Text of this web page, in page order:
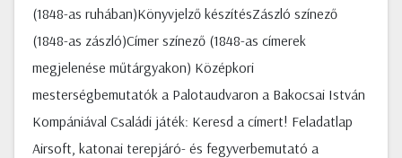
(1848-as ruhában)Könyvjelző készítésZászló színező
(1848-as zászló)Címer színező (1848-as címerek
megjelenése műtárgyakon) Középkori
mesterségbemutatók a Palotaudvaron a Bakocsai István
Kompániával Családi játék: Keresd a címert! Feladatlap
Airsoft, katonai terepjáró- és fegyverbemutató a